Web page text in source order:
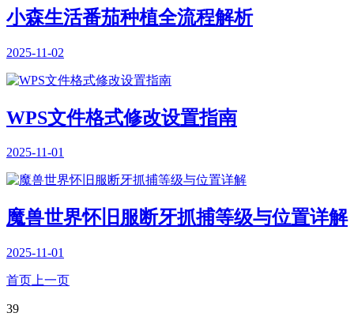
小森生活番茄种植全流程解析
2025-11-02
WPS文件格式修改设置指南
2025-11-01
魔兽世界怀旧服断牙抓捕等级与位置详解
2025-11-01
首页 上一页
39